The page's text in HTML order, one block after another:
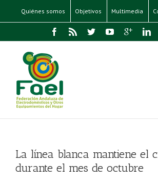
Quiénes somos Objetivos Multimedia
La línea blanca mantiene el
durante el mes de octubre